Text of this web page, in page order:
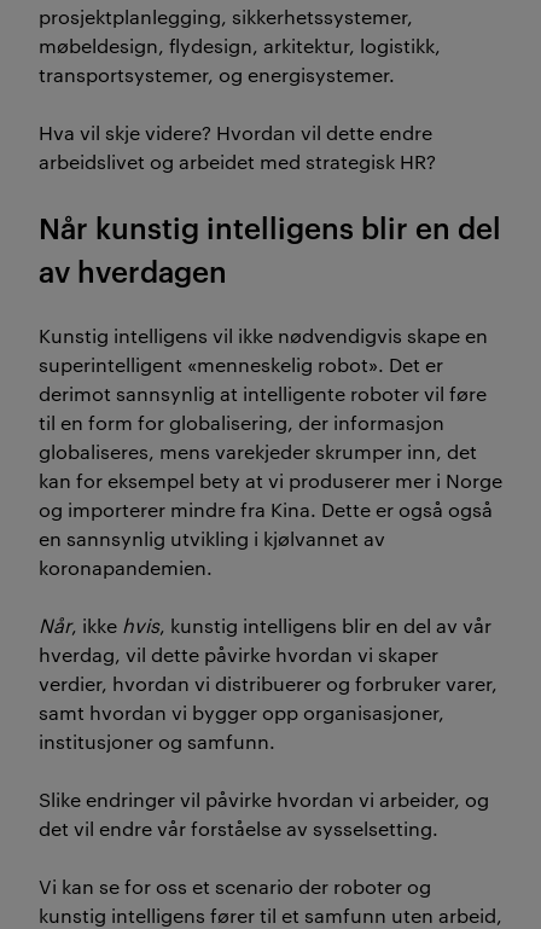
prosjektplanlegging, sikkerhetssystemer,
møbeldesign, flydesign, arkitektur, logistikk,
transportsystemer, og energisystemer.
Hva vil skje videre? Hvordan vil dette endre
arbeidslivet og arbeidet med strategisk HR?
Når kunstig intelligens blir en del
av hverdagen
Kunstig intelligens vil ikke nødvendigvis skape en
superintelligent «menneskelig robot». Det er
derimot sannsynlig at intelligente roboter vil føre
til en form for globalisering, der informasjon
globaliseres, mens varekjeder skrumper inn, det
kan for eksempel bety at vi produserer mer i Norge
og importerer mindre fra Kina. Dette er også også
en sannsynlig utvikling i kjølvannet av
koronapandemien.
Når, ikke hvis, kunstig intelligens blir en del av vår
hverdag, vil dette påvirke hvordan vi skaper
verdier, hvordan vi distribuerer og forbruker varer,
samt hvordan vi bygger opp organisasjoner,
institusjoner og samfunn.
Slike endringer vil påvirke hvordan vi arbeider, og
det vil endre vår forståelse av sysselsetting.
Vi kan se for oss et scenario der roboter og
kunstig intelligens fører til et samfunn uten arbeid,